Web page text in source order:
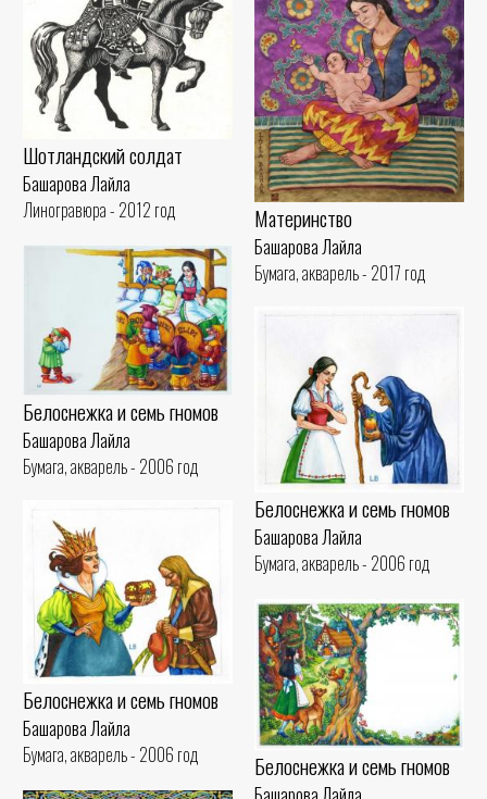
Шотландский солдат
Башарова Лайла
Линогравюра - 2012 год
Материнство
Башарова Лайла
Бумага, акварель - 2017 год
Белоснежка и семь гномов
Башарова Лайла
Бумага, акварель - 2006 год
Белоснежка и семь гномов
Башарова Лайла
Бумага, акварель - 2006 год
Белоснежка и семь гномов
Башарова Лайла
Бумага, акварель - 2006 год
Белоснежка и семь гномов